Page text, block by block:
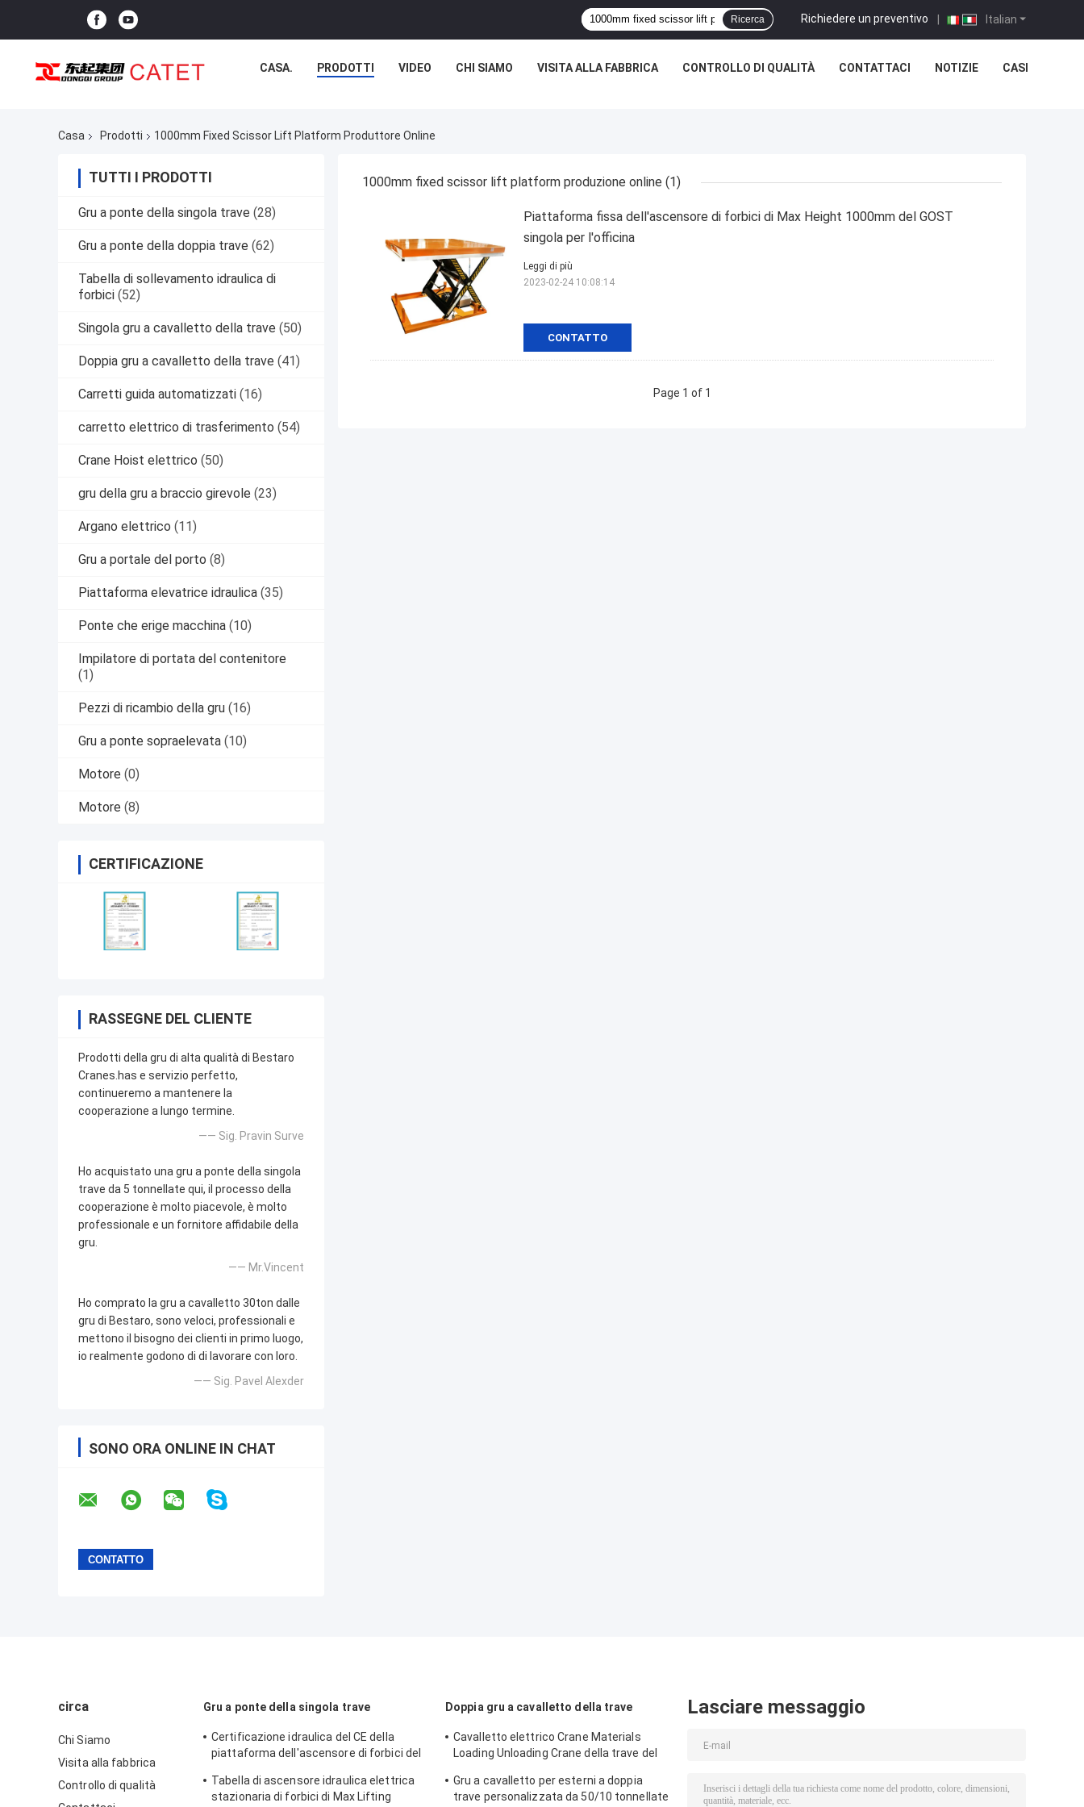
Italian
Richiedere un preventivo |
Ricerca
CASA. PRODOTTI VIDEO CHI SIAMO VISITA ALLA FABBRICA CONTROLLO DI QUALITÀ CONTATTACI NOTIZIE CASI
Casa Prodotti 1000mm Fixed Scissor Lift Platform Produttore Online
TUTTI I PRODOTTI
Gru a ponte della singola trave (28)
Gru a ponte della doppia trave (62)
Tabella di sollevamento idraulica di
forbici (52)
Singola gru a cavalletto della trave (50)
Doppia gru a cavalletto della trave (41)
Carretti guida automatizzati (16)
carretto elettrico di trasferimento (54)
Crane Hoist elettrico (50)
gru della gru a braccio girevole (23)
Argano elettrico (11)
Gru a portale del porto (8)
Piattaforma elevatrice idraulica (35)
Ponte che erige macchina (10)
Impilatore di portata del contenitore
(1)
Pezzi di ricambio della gru (16)
Gru a ponte sopraelevata (10)
Motore (0)
Motore (8)
CERTIFICAZIONE
RASSEGNE DEL CLIENTE
Prodotti della gru di alta qualità di Bestaro
Cranes.has e servizio perfetto,
continueremo a mantenere la
cooperazione a lungo termine.
—— Sig. Pravin Surve
Ho acquistato una gru a ponte della singola
trave da 5 tonnellate qui, il processo della
cooperazione è molto piacevole, è molto
professionale e un fornitore affidabile della
gru.
—— Mr.Vincent
Ho comprato la gru a cavalletto 30ton dalle
gru di Bestaro, sono veloci, professionali e
mettono il bisogno dei clienti in primo luogo,
io realmente godono di di lavorare con loro.
—— Sig. Pavel Alexder
SONO ORA ONLINE IN CHAT
1000mm fixed scissor lift platform produzione online (1)
Piattaforma fissa dell'ascensore di forbici di Max Height 1000mm del GOST
singola per l'officina
CONTATTO
Leggi di più
2023-02-24 10:08:14
Page 1 of 1
circa
Chi Siamo
Visita alla fabbrica
Controllo di qualità
Gru a ponte della singola trave
Certificazione idraulica del CE della
piattaforma dell'ascensore di forbici del
Tabella di ascensore idraulica elettrica
stazionaria di forbici di Max Lifting
Doppia gru a cavalletto della trave
Cavalletto elettrico Crane Materials
Loading Unloading Crane della trave del
Gru a cavalletto per esterni a doppia
trave personalizzata da 50/10 tonnellate
Lasciare messaggio